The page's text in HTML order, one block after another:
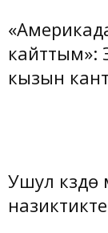
кайттым»:
кызын
Ушул